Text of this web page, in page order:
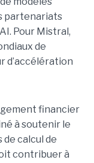
partenariats
Pour Mistral,
de
d’accélération
financier
à soutenir le
calcul de
contribuer à